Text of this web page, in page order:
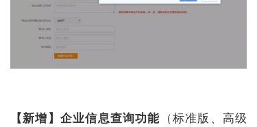
【新增】企业信息查询功能 （标准版、高级